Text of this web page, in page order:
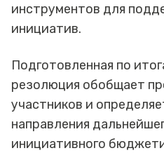
инструментов для
инициатив.
Подготовленная по
резолюция обобщает
участников и
направления
инициативного